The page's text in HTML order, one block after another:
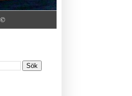
©